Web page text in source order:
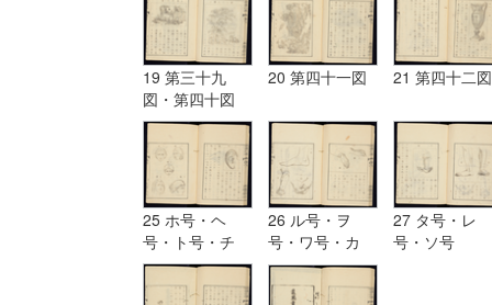
19 第三十九
図・第四十図
20 第四十一図 21 第四十二図
25 ホ号・ヘ
号・ト号・チ
号・リ号・ヌ号
26 ル号・ヲ
号・ワ号・カ
号・ヨ号
27 タ号・レ
号・ソ号